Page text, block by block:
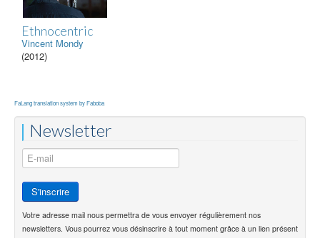
Ethnocentric
Vincent Mondy
(2012)
FaLang translation system by Faboba
Newsletter
Votre adresse mail nous permettra de vous envoyer régulièrement nos
newsletters. Vous pourrez vous désinscrire à tout moment grâce à un lien présent